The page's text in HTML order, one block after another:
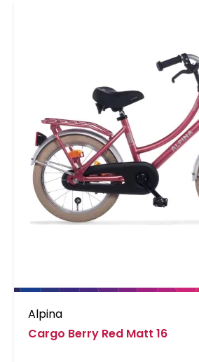
Alpina
Cargo Berry Red Matt 16